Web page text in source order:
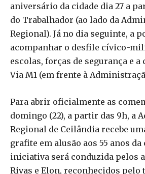
aniversário da cidade dia 27 a
do Trabalhador (ao lado da
Regional). Já no dia seguinte, a
acompanhar o desfile cívico-
escolas, forças de segurança e a
Via M1 (em frente à
Para abrir oficialmente as
domingo (22), a partir das 9h, a
Regional de Ceilândia recebe
grafite em alusão aos 55 anos da
iniciativa será conduzida pelos
Rivas e Elon, reconhecidos pelo